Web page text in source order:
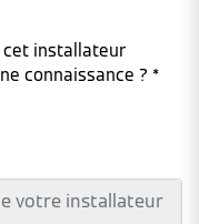
cet installateur
connaissance ? *